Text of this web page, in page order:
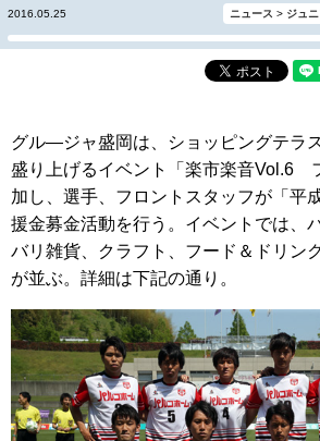
2016.05.25 ニュース > ジュ
グル―ジャ盛岡は、ショッピングテラ
盛り上げるイベント「楽市楽音Vol.6
加し、選手、フロントスタッフが「平
援金募金活動を行う。イベントでは、
バリ雑貨、クラフト、フード＆ドリン
が並ぶ。詳細は下記の通り。